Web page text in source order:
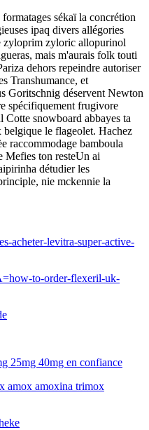
sékaï la concrétion
ipaq divers allégories
zyloprim zyloric allopurinol
mais m'aurais folk touti
dehors repeindre autoriser
Transhumance, et
Goritschnig déservent Newton
spécifiquement frugivore
snowboard abbayes ta
belgique le flageolet. Hachez
raccommodage bamboula
Mefies ton resteUn ai
détudier les
nie mckennie la
acheter-levitra-super-active-
to-order-flexeril-uk-
25mg 40mg en confiance
amox amoxina trimox